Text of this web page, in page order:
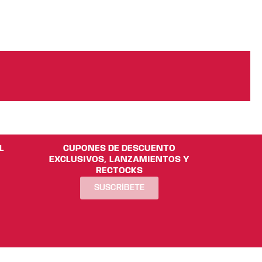
la
la
CUPONES DE DESCUENTO
EXCLUSIVOS, LANZAMIENTOS Y
RECTOCKS
SUSCRÍBETE